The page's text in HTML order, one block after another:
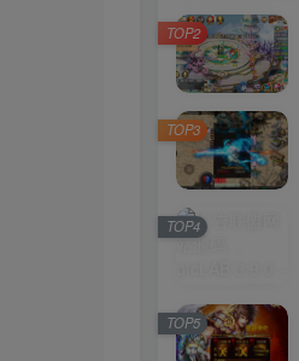
TOP2
TOP3
TOP4
TOP5